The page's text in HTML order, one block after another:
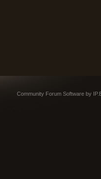
Community Forum Software by